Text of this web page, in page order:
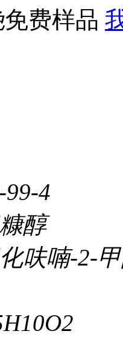
免费样品
99-4
醇
呋喃-2-